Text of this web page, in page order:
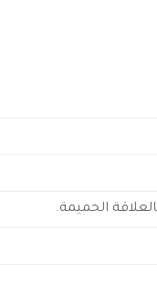
الحميمة.